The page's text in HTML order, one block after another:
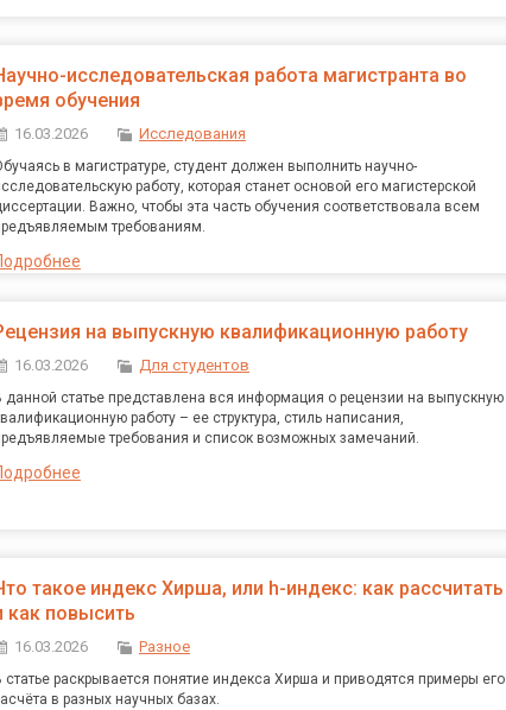
исследовательская работа магистранта во
обучения
16.03.2026 Исследования
в магистратуре, студент должен выполнить научно-
работу, которая станет основой его магистерской
Важно, чтобы эта часть обучения соответствовала всем
требованиям.
на выпускную квалификационную работу
16.03.2026 Для студентов
данной статье представлена вся информация о рецензии на выпускную
работу – ее структура, стиль написания,
требования и список возможных замечаний.
такое индекс Хирша, или h-индекс: как рассчитать
как повысить
16.03.2026 Разное
статье раскрывается понятие индекса Хирша и приводятся примеры его
в разных научных базах.